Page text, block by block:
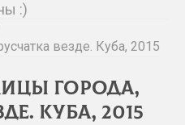
:)
везде. Куба, 2015
города,
Куба, 2015